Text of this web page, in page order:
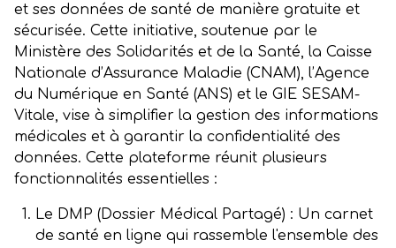
et ses données de santé de manière gratuite et
sécurisée. Cette initiative, soutenue par le
Ministère des Solidarités et de la Santé, la Caisse
Nationale d’Assurance Maladie (CNAM), l’Agence
du Numérique en Santé (ANS) et le GIE SESAM-
Vitale, vise à simplifier la gestion des informations
médicales et à garantir la confidentialité des
données. Cette plateforme réunit plusieurs
fonctionnalités essentielles :
Le DMP (Dossier Médical Partagé) : Un carnet
de santé en ligne qui rassemble l'ensemble des